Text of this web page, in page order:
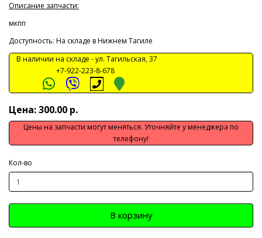
Описание запчасти:
мкпп
Доступность: На складе в Нижнем Тагиле
В наличии на складе -ул. Тагильская, 37
+7-922-223-8-678
Цена: 300.00 р.
Цены на запчасти могут меняться. Уточняйте у менеджера по
телефону!
Кол-во
В корзину